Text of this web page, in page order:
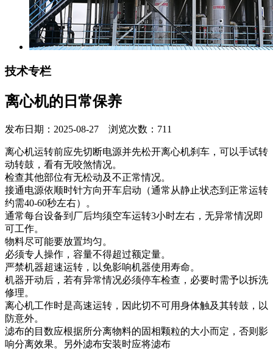
技术专栏
离心机的日常保养
发布日期：2025-08-27 浏览次数：711
离心机运转前应先切断电源并先松开离心机刹车，可以手试转
动转鼓，看有无咬煞情况。
检查其他部位有无松动及不正常情况。
接通电源依顺时针方向开车启动（通常从静止状态到正常运转
约需40-60秒左右）。
通常每台设备到厂后均须空车运转3小时左右，无异常情况即
可工作。
物料尽可能要放置均匀。
必须专人操作，容量不得超过额定量。
严禁机器超速运转，以免影响机器使用寿命。
机器开动后，若有异常情况必须停车检查，必要时需予以拆洗
修理。
离心机工作时是高速运转，因此切不可用身体触及其转鼓，以
防意外。
滤布的目数应根据所分离物料的固相颗粒的大小而定，否则影
响分离效果。另外滤布安装时应将滤布